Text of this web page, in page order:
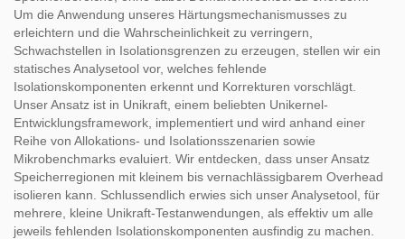
Um die Anwendung unseres Härtungsmechanismusses zu
erleichtern und die Wahrscheinlichkeit zu verringern,
Schwachstellen in Isolationsgrenzen zu erzeugen, stellen wir ein
statisches Analysetool vor, welches fehlende
Isolationskomponenten erkennt und Korrekturen vorschlägt.
Unser Ansatz ist in Unikraft, einem beliebten Unikernel-
Entwicklungsframework, implementiert und wird anhand einer
Reihe von Allokations- und Isolationsszenarien sowie
Mikrobenchmarks evaluiert. Wir entdecken, dass unser Ansatz
Speicherregionen mit kleinem bis vernachlässigbarem Overhead
isolieren kann. Schlussendlich erwies sich unser Analysetool, für
mehrere, kleine Unikraft-Testanwendungen, als effektiv um alle
jeweils fehlenden Isolationskomponenten ausfindig zu machen.